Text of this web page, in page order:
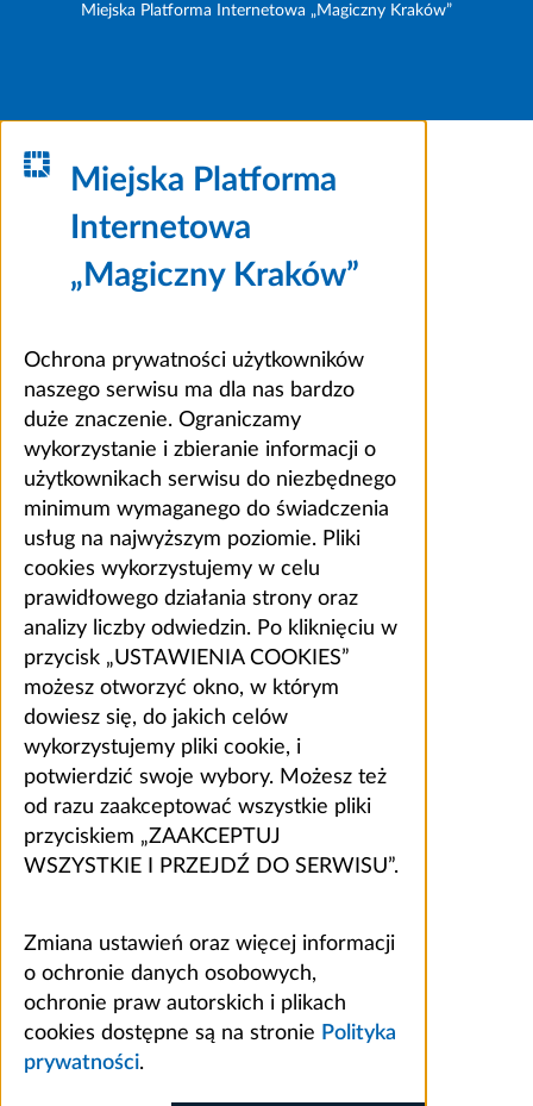
Miejska Platforma Internetowa „Magiczny Kraków”
Miejska Platforma
Internetowa
„Magiczny Kraków”
Ochrona prywatności użytkowników
naszego serwisu ma dla nas bardzo
duże znaczenie. Ograniczamy
wykorzystanie i zbieranie informacji o
użytkownikach serwisu do niezbędnego
minimum wymaganego do świadczenia
usług na najwyższym poziomie. Pliki
cookies wykorzystujemy w celu
prawidłowego działania strony oraz
analizy liczby odwiedzin. Po kliknięciu w
przycisk „USTAWIENIA COOKIES”
możesz otworzyć okno, w którym
dowiesz się, do jakich celów
wykorzystujemy pliki cookie, i
potwierdzić swoje wybory. Możesz też
od razu zaakceptować wszystkie pliki
przyciskiem „ZAAKCEPTUJ
WSZYSTKIE I PRZEJDŹ DO SERWISU”.
Zmiana ustawień oraz więcej informacji
o ochronie danych osobowych,
ochronie praw autorskich i plikach
cookies dostępne są na stronie Polityka
prywatności.